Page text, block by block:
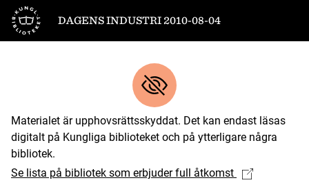
Till startsidan
DAGENS INDUSTRI 2010-08-04
Materialet är upphovsrättsskyddat. Det kan endast läsas
digitalt på Kungliga biblioteket och på ytterligare några
bibliotek.
Se lista på bibliotek som erbjuder full åtkomst